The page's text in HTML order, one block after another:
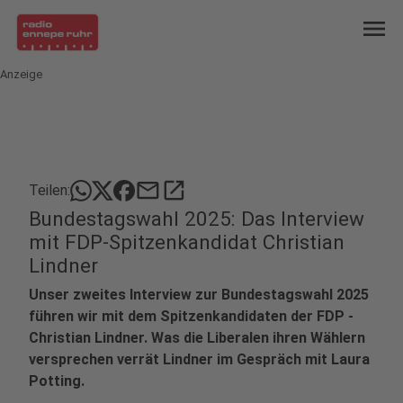
menu
Anzeige
Teilen: mailopen_in_new
Bundestagswahl 2025: Das Interview
mit FDP-Spitzenkandidat Christian
Lindner
Unser zweites Interview zur Bundestagswahl 2025
führen wir mit dem Spitzenkandidaten der FDP -
Christian Lindner. Was die Liberalen ihren Wählern
versprechen verrät Lindner im Gespräch mit Laura
Potting.